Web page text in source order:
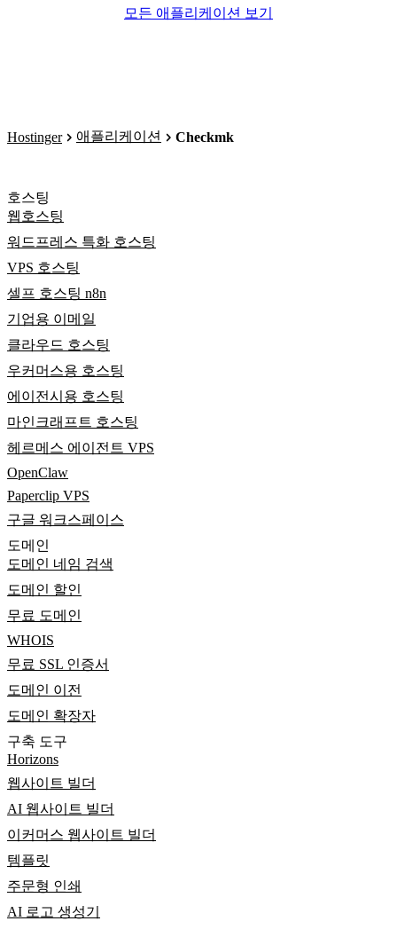
모든 애플리케이션 보기
Hostinger 애플리케이션 Checkmk
호스팅
웹호스팅
워드프레스 특화 호스팅
VPS 호스팅
셀프 호스팅 n8n
기업용 이메일
클라우드 호스팅
우커머스용 호스팅
에이전시용 호스팅
마인크래프트 호스팅
헤르메스 에이전트 VPS
OpenClaw
Paperclip VPS
구글 워크스페이스
도메인
도메인 네임 검색
도메인 할인
무료 도메인
WHOIS
무료 SSL 인증서
도메인 이전
도메인 확장자
구축 도구
Horizons
웹사이트 빌더
AI 웹사이트 빌더
이커머스 웹사이트 빌더
템플릿
주문형 인쇄
AI 로고 생성기